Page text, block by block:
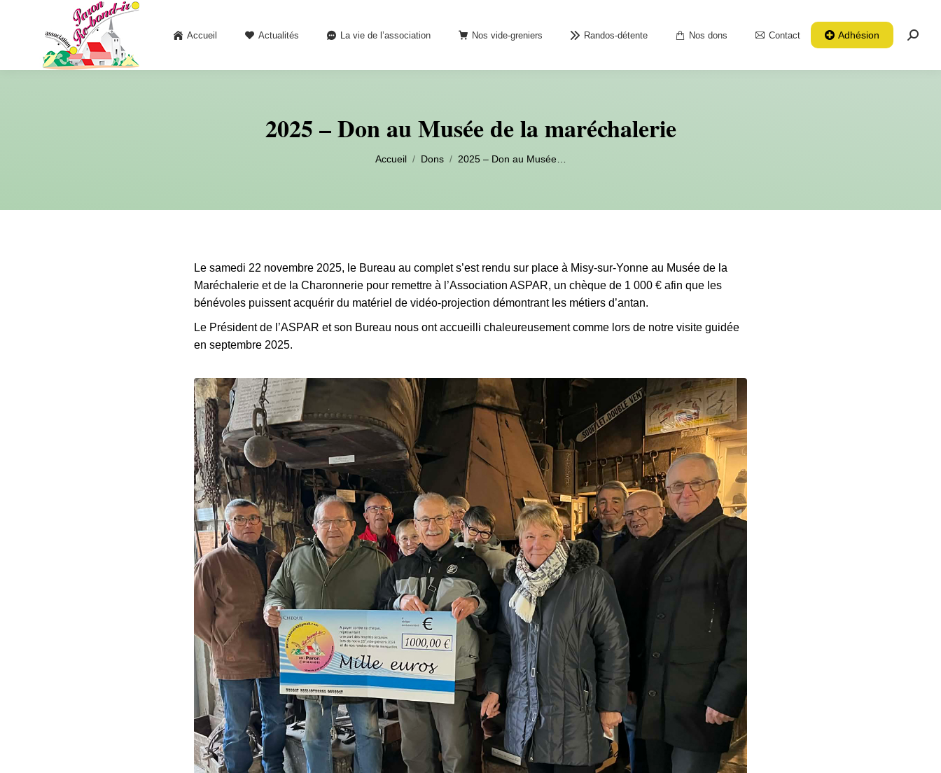
Accueil Actualités La vie de l’association Nos vide-greniers Randos-détente Nos dons Contact Adhésion
2025 – Don au Musée de la maréchalerie
Accueil Dons 2025 – Don au Musée…
Le samedi 22 novembre 2025, le Bureau au complet s’est rendu sur place à Misy-sur-Yonne au Musée de la
Maréchalerie et de la Charonnerie pour remettre à l’Association ASPAR, un chèque de 1 000 € afin que les
bénévoles puissent acquérir du matériel de vidéo-projection démontrant les métiers d’antan.
Le Président de l’ASPAR et son Bureau nous ont accueilli chaleureusement comme lors de notre visite guidée
en septembre 2025.